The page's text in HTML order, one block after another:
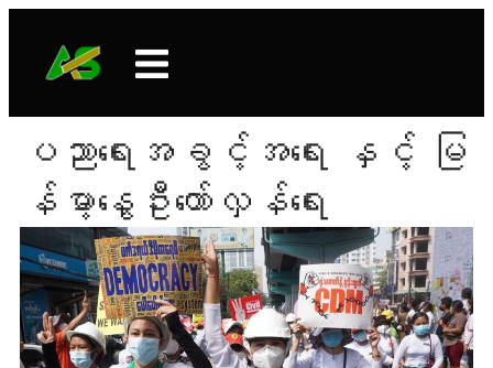
ပညာရေးအခွင့်အရေး နှင့် မြ
န်မာ့နွေဦးတော်လှန်ရေး